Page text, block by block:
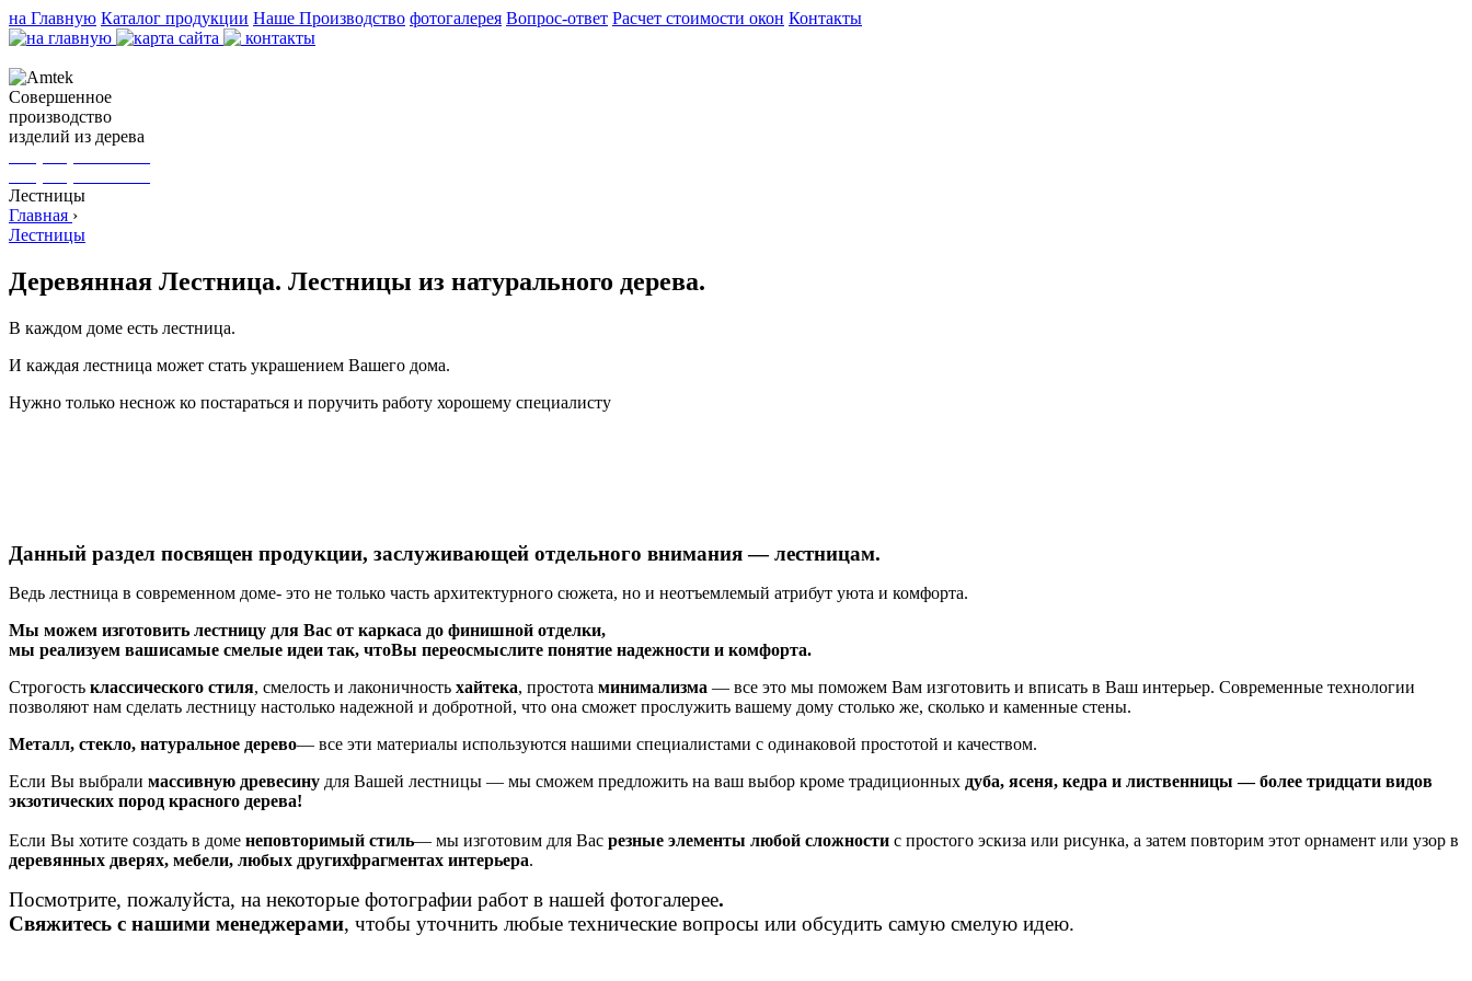
на Главную Каталог продукции Наше Производство фотогалерея Вопрос-ответ Расчет стоимости окон Контакты
Cовершенное
производство
изделий из дерева
Лестницы
Главная ›
Лестницы
Деревянная Лестница. Лестницы из натурального дерева.
В каждом доме есть лестница.
И каждая лестница может стать украшением Вашего дома.
Нужно только неснож ко постараться и поручить работу хорошему специалисту
Данный раздел посвящен продукции, заслуживающей отдельного внимания — лестницам.
Ведь лестница в современном доме- это не только часть архитектурного сюжета, но и неотъемлемый атрибут уюта и комфорта.
Мы можем изготовить лестницу для Вас от каркаса до финишной отделки,
мы реализуем вашисамые смелые идеи так, чтоВы переосмыслите понятие надежности и комфорта.
Строгость классического стиля, смелость и лаконичность хайтека, простота минимализма — все это мы поможем Вам изготовить и вписать в Ваш интерьер. Современные технологии
позволяют нам сделать лестницу настолько надежной и добротной, что она сможет прослужить вашему дому столько же, сколько и каменные стены.
Металл, стекло, натуральное дерево— все эти материалы используются нашими специалистами с одинаковой простотой и качеством.
Если Вы выбрали массивную древесину для Вашей лестницы — мы сможем предложить на ваш выбор кроме традиционных дуба, ясеня, кедра и лиственницы — более тридцати видов
экзотических пород красного дерева!
Если Вы хотите создать в доме неповторимый стиль— мы изготовим для Вас резные элементы любой сложности с простого эскиза или рисунка, а затем повторим этот орнамент или узор в
деревянных дверях, мебели, любых другихфрагментах интерьера.
Посмотрите, пожалуйста, на некоторые фотографии работ в нашей фотогалерее.
Свяжитесь с нашими менеджерами, чтобы уточнить любые технические вопросы или обсудить самую смелую идею.